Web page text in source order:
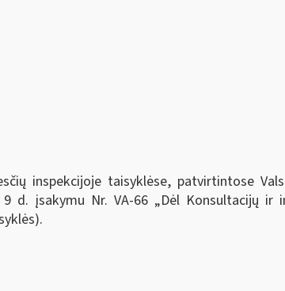
inspekcijoje taisyklėse, patvirtintose
d. įsakymu Nr. VA-66 „Dėl Konsultacijų ir